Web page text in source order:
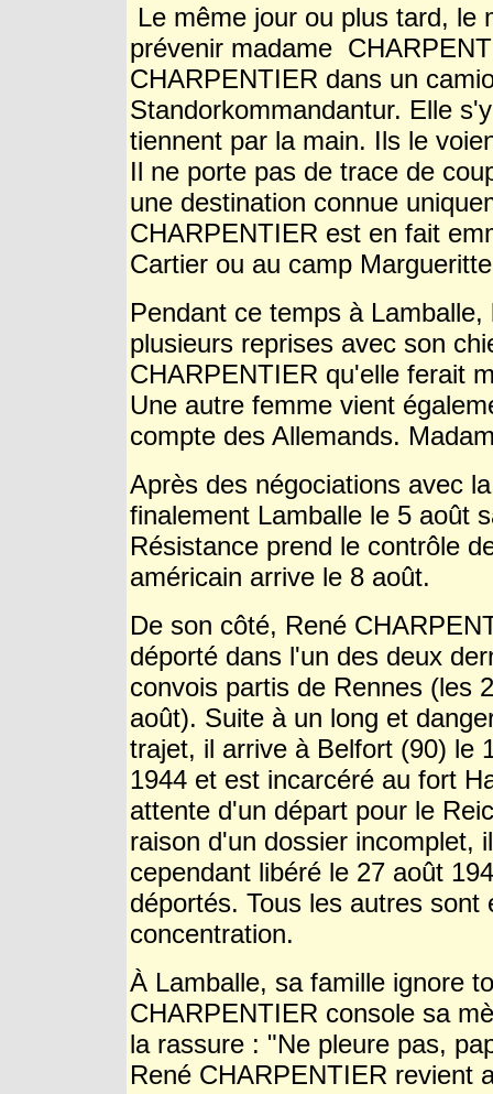
Le même jour ou plus tard, le
prévenir madame
CHARPENTIER dans un
Standorkommandantur. Elle
tiennent par la main. Ils le
Il ne porte pas de trace de
une destination connue
CHARPENTIER est en fait
Cartier ou au camp
Pendant ce temps à
plusieurs reprises avec son
CHARPENTIER qu'elle ferait
Une autre femme vient
compte des Allemands.
Après des négociations avec
finalement Lamballe le 5 août
Résistance prend le contrôle
américain arrive le 8 août.
De son côté, René
déporté dans l'un des deux
convois partis de Rennes (les
août). Suite à un long et
trajet, il arrive à Belfort (90) le
1944 et est incarcéré au fort
attente d'un départ pour le
raison d'un dossier incomplet,
cependant libéré le 27 août
déportés. Tous les autres
concentration.
À Lamballe, sa famille ignore
CHARPENTIER console sa
la rassure : "Ne pleure pas,
René CHARPENTIER revient